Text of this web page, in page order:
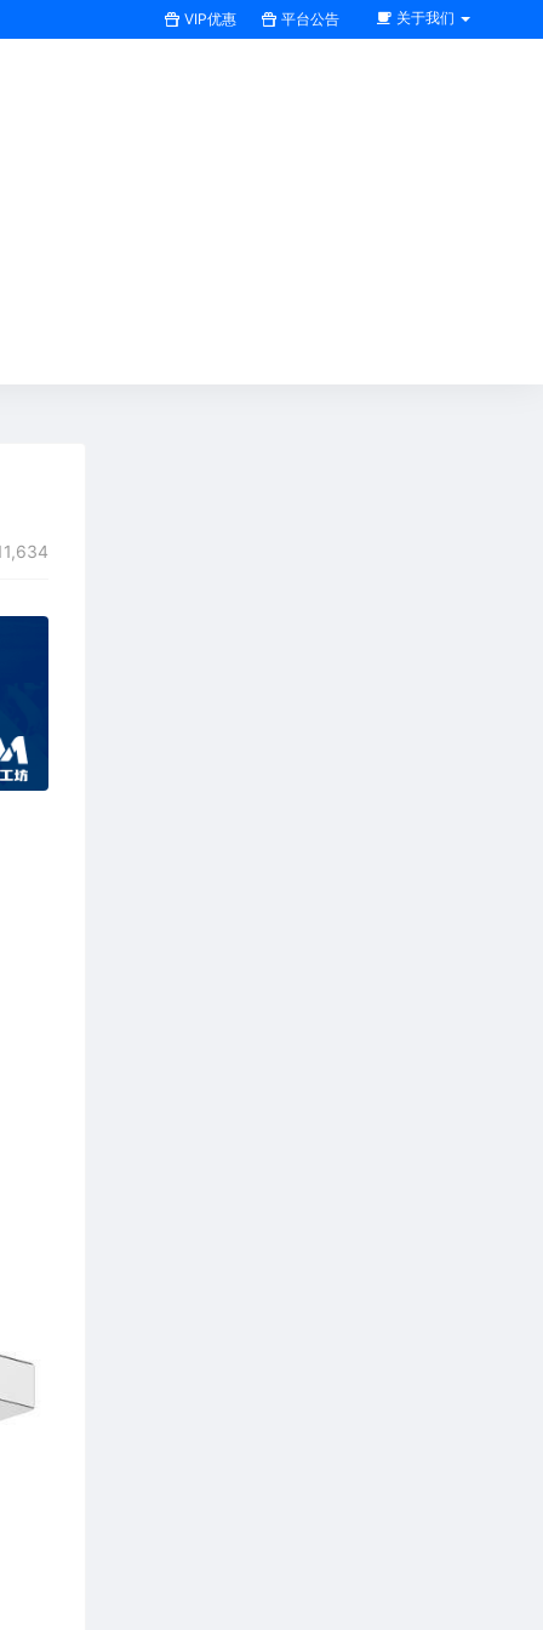
VIP优惠 平台公告 关于我们